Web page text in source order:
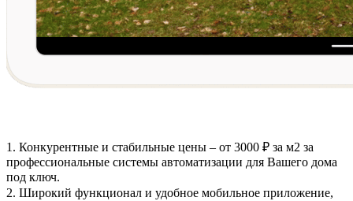
1. Конкурентные и стабильные цены – от 3000 ₽ за м2 за
профессиональные системы автоматизации для Вашего дома
под ключ.
2. Широкий функционал и удобное мобильное приложение,